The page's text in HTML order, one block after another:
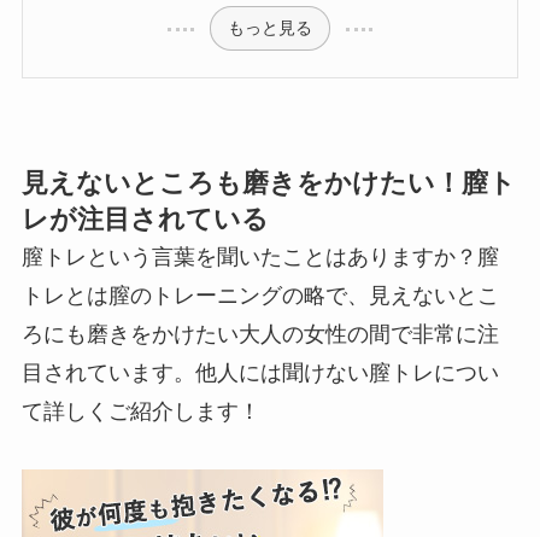
もっと見る
見えないところも磨きをかけたい！膣ト
レが注目されている
膣トレという言葉を聞いたことはありますか？膣
トレとは膣のトレーニングの略で、見えないとこ
ろにも磨きをかけたい大人の女性の間で非常に注
目されています。他人には聞けない膣トレについ
て詳しくご紹介します！